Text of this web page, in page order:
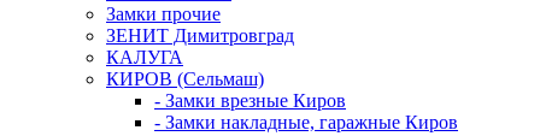
Замки прочие
ЗЕНИТ Димитровград
КАЛУГА
КИРОВ (Сельмаш)
- Замки врезные Киров
- Замки накладные, гаражные Киров